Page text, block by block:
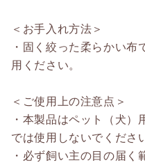
＜お手入れ方法＞
・固く絞った柔らかい布
用ください。
＜ご使用上の注意点＞
・本製品はペット（犬
では使用しないでくださ
・必ず飼い主の目の届く